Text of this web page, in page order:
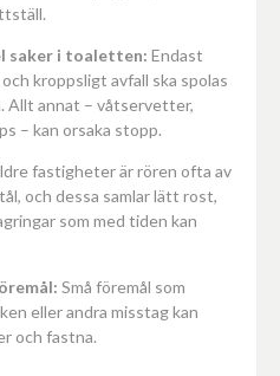
saker i toaletten: Endast
kroppsligt avfall ska spolas
Allt annat – våtservetter,
– kan orsaka stopp.
fastigheter är rören ofta av
och dessa samlar lätt rost,
som med tiden kan
Små föremål som
eller andra misstag kan
och fastna.